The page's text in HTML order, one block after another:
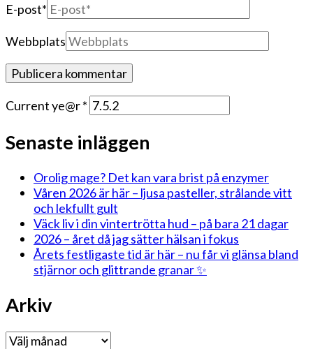
E-post*
Webbplats
Current ye@r*
Senaste inläggen
Orolig mage? Det kan vara brist på enzymer
Våren 2026 är här – ljusa pasteller, strålande vitt
och lekfullt gult
Väck liv i din vintertrötta hud – på bara 21 dagar
2026 – året då jag sätter hälsan i fokus
Årets festligaste tid är här – nu får vi glänsa bland
stjärnor och glittrande granar ✨
Arkiv
Arkiv